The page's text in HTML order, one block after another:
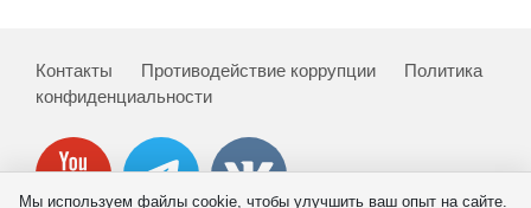
Контакты Противодействие коррупции
Политика
конфиденциальности
Мы используем файлы cookie, чтобы улучшить ваш опыт на сайте.